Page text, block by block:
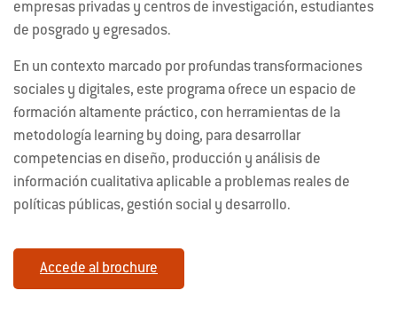
empresas privadas y centros de investigación, estudiantes
de posgrado y egresados.
En un contexto marcado por profundas transformaciones
sociales y digitales, este programa ofrece un espacio de
formación altamente práctico, con herramientas de la
metodología learning by doing, para desarrollar
competencias en diseño, producción y análisis de
información cualitativa aplicable a problemas reales de
políticas públicas, gestión social y desarrollo.
Accede al brochure